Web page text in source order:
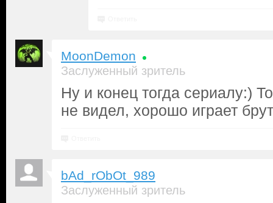
MoonDemon
Заслуженный зритель
Ну и конец тогда сериалу:)
не видел, хорошо играет
bAd_rObOt_989
Заслуженный зритель